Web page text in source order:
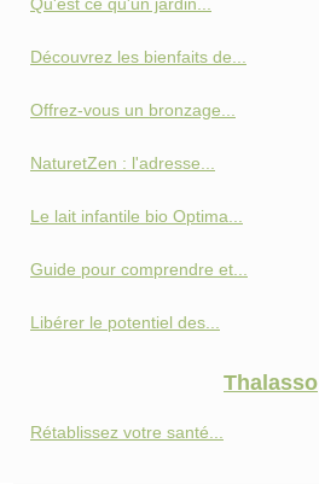
Découvrez les bienfaits de...
Offrez-vous un bronzage...
NaturetZen : l'adresse...
Le lait infantile bio Optima...
Guide pour comprendre et...
Libérer le potentiel des...
Thalasso
Rétablissez votre santé...